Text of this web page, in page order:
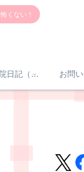
くない！
感音性難聴入院日記（体験談） お問